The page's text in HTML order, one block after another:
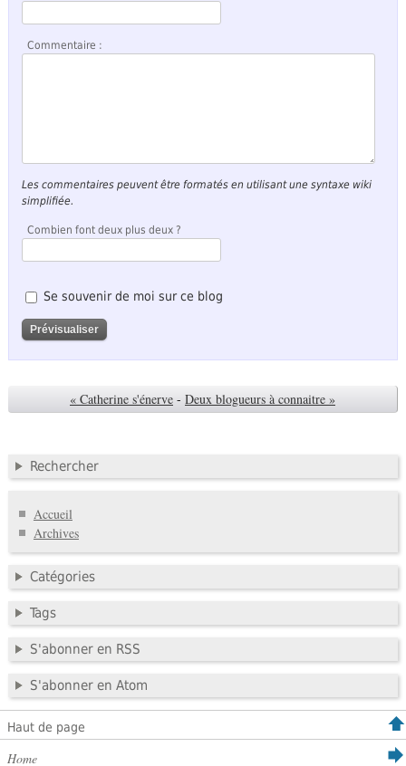
Commentaire :
Les commentaires peuvent être formatés en utilisant une syntaxe wiki
simplifiée.
Combien font deux plus deux ?
Se souvenir de moi sur ce blog
« Catherine s'énerve - Deux blogueurs à connaitre »
Rechercher
Accueil
Archives
Catégories
Tags
S'abonner en RSS
S'abonner en Atom
Haut de page
Home